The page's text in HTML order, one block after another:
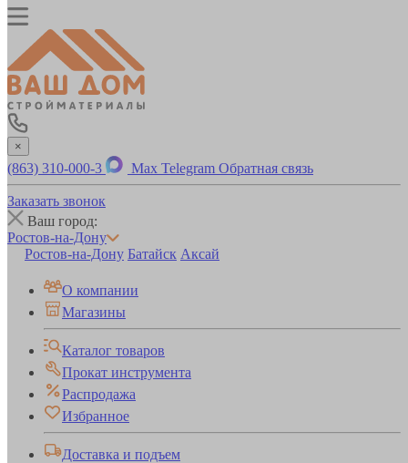
×
(863) 310-000-3 Max Telegram Обратная связь
Заказать звонок
Ваш город:
Ростов-на-Дону
Ростов-на-Дону Батайск Аксай
О компании
Магазины
Каталог товаров
Прокат инструмента
Распродажа
Избранное
Доставка и подъем